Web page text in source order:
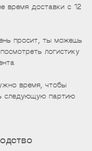
время доставки с 12
просит, ты можешь
логистику
время, чтобы
следующую партию